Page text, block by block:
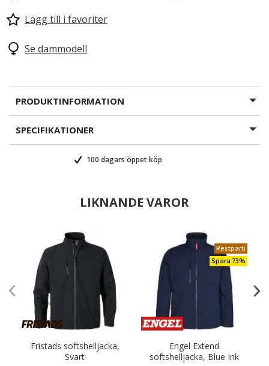
Lägg till i favoriter
Se dammodell
PRODUKTINFORMATION
SPECIFIKATIONER
100 dagars öppet köp
LIKNANDE VAROR
Fristads softshelljacka,
Svart
Restparti
Spara 73%
Engel Extend
softshelljacka, Blue Ink